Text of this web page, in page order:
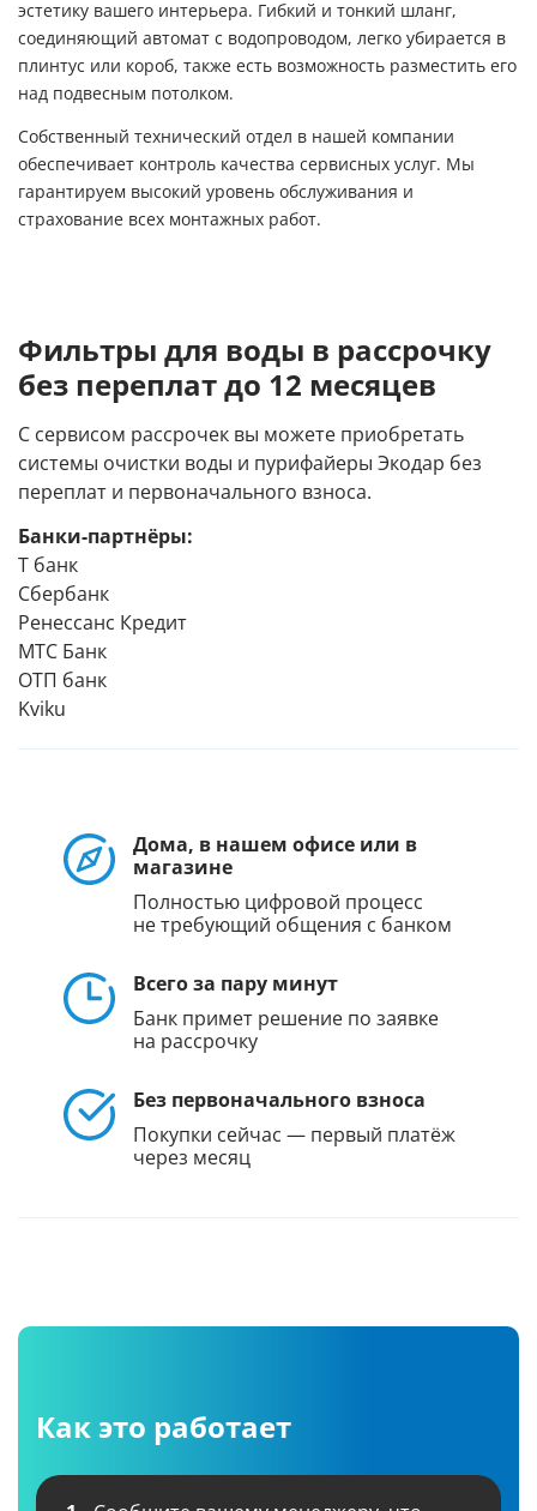
эстетику вашего интерьера. Гибкий и тонкий шланг,
соединяющий автомат с водопроводом, легко убирается в
плинтус или короб, также есть возможность разместить его
над подвесным потолком.
Собственный технический отдел в нашей компании
обеспечивает контроль качества сервисных услуг. Мы
гарантируем высокий уровень обслуживания и
страхование всех монтажных работ.
Фильтры для воды в рассрочку
без переплат до 12 месяцев
С сервисом рассрочек вы можете приобретать
системы очистки воды и пурифайеры Экодар без
переплат и первоначального взноса.
Банки-партнёры:
Т банк
Сбербанк
Ренессанс Кредит
МТС Банк
ОТП банк
Kviku
Дома, в нашем офисе или в
магазине
Полностью цифровой процесс
не требующий общения с банком
Всего за пару минут
Банк примет решение по заявке
на рассрочку
Без первоначального взноса
Покупки сейчас — первый платёж
через месяц
Как это работает